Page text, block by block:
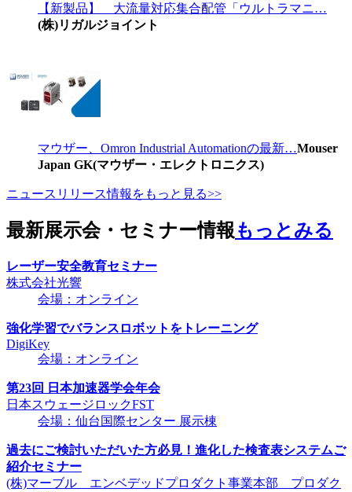
【新製品】 大流量対応集合配管「ウルトラマニ…
(株)リガルジョイント
マウザー、Omron Industrial Automationの最新…Mouser
Japan GK(マウザー・エレクトロニクス)
ニュースリリース情報をもっと見る>>
最新展示会・セミナー情報もっとみる
レーザー安全教育セミナー
株式会社光響
会場：オンライン
強化学習でバランスロボットをトレーニング
DigiKey
会場：オンライン
第23回 日本加速器学会年会
日本スウェージロックFST
会場：仙台国際センター 展示棟
過去にご検討いただいた方必見！進化した検査表システムご
紹介セミナー
(株)マーブル エンベデッドプロダクト事業本部 プロダク